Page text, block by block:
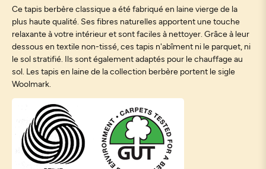
Ce tapis berbère classique a été fabriqué en laine vierge de la
plus haute qualité. Ses fibres naturelles apportent une touche
relaxante à votre intérieur et sont faciles à nettoyer. Grâce à leur
dessous en textile non-tissé, ces tapis n'abîment ni le parquet, ni
le sol stratifié. Ils sont également adaptés pour le chauffage au
sol. Les tapis en laine de la collection berbère portent le sigle
Woolmark.